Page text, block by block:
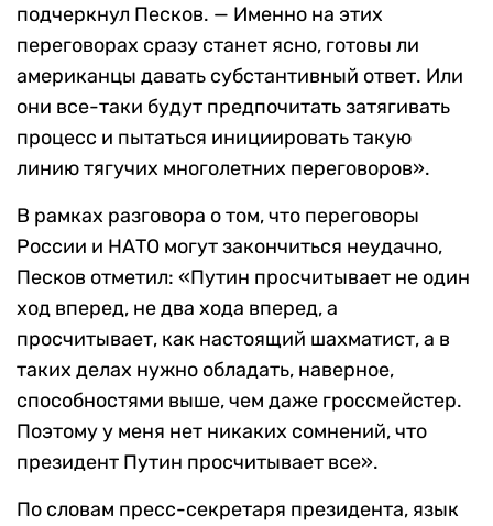
подчеркнул Песков. — Именно на этих
переговорах сразу станет ясно, готовы ли
американцы давать субстантивный ответ. Или
они все-таки будут предпочитать затягивать
процесс и пытаться инициировать такую
линию тягучих многолетних переговоров».
В рамках разговора о том, что переговоры
России и НАТО могут закончиться неудачно,
Песков отметил: «Путин просчитывает не один
ход вперед, не два хода вперед, а
просчитывает, как настоящий шахматист, а в
таких делах нужно обладать, наверное,
способностями выше, чем даже гроссмейстер.
Поэтому у меня нет никаких сомнений, что
президент Путин просчитывает все».
По словам пресс-секретаря президента, язык